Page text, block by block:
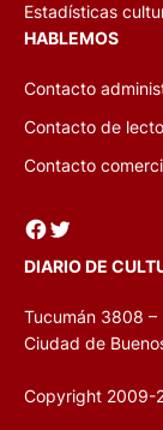
Estadísticas
HABLEMOS
Contacto
Contacto de
Contacto
Facebook Twitter
DIARIO DE
Tucumán 3808 –
Ciudad de
Copyright 2009-